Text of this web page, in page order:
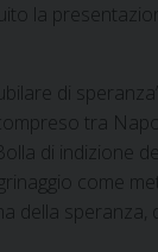
la
di
tra
di indizione
come
della speranza,